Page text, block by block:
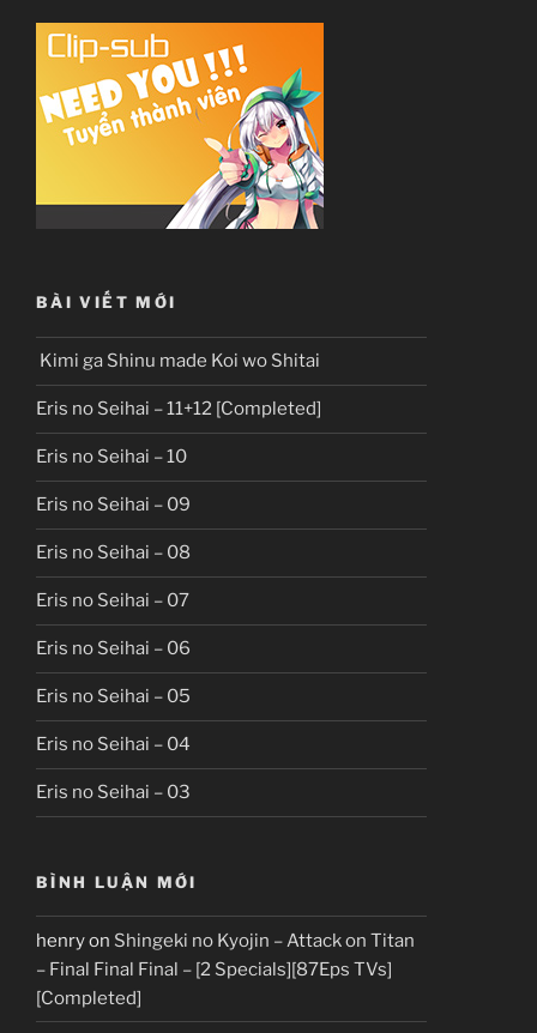
BÀI VIẾT MỚI
Kimi ga Shinu made Koi wo Shitai
Eris no Seihai – 11+12 [Completed]
Eris no Seihai – 10
Eris no Seihai – 09
Eris no Seihai – 08
Eris no Seihai – 07
Eris no Seihai – 06
Eris no Seihai – 05
Eris no Seihai – 04
Eris no Seihai – 03
BÌNH LUẬN MỚI
henryon Shingeki no Kyojin – Attack on Titan
– Final Final Final – [2 Specials][87Eps TVs]
[Completed]